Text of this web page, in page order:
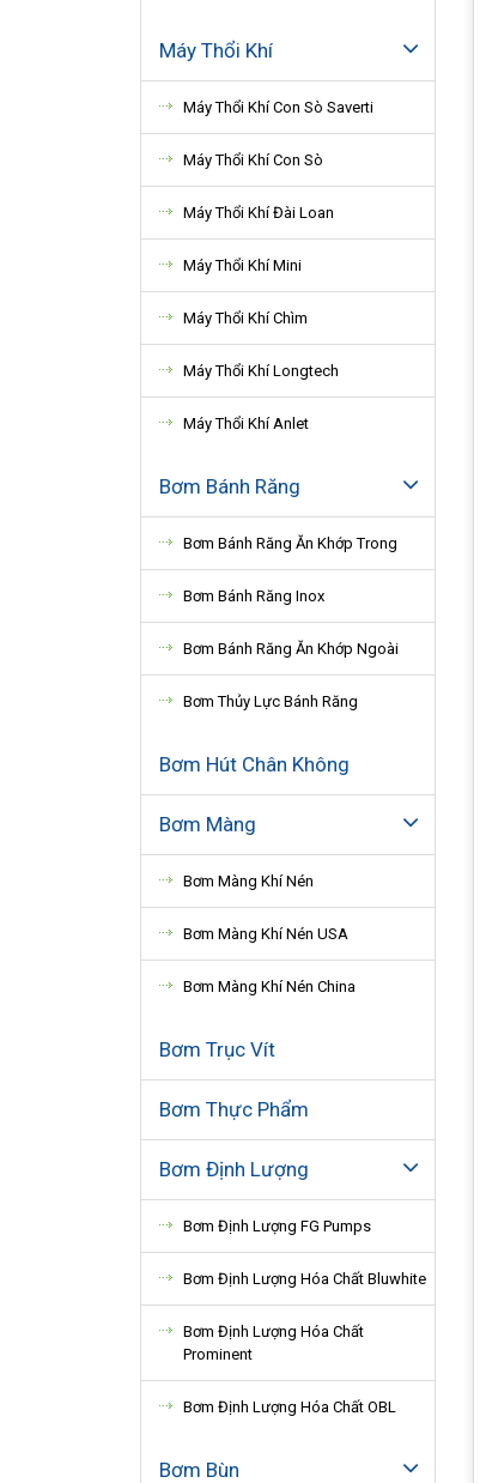
Máy Thổi Khí
Máy Thổi Khí Con Sò Saverti
Máy Thổi Khí Con Sò
Máy Thổi Khí Đài Loan
Máy Thổi Khí Mini
Máy Thổi Khí Chìm
Máy Thổi Khí Longtech
Máy Thổi Khí Anlet
Bơm Bánh Răng
Bơm Bánh Răng Ăn Khớp Trong
Bơm Bánh Răng Inox
Bơm Bánh Răng Ăn Khớp Ngoài
Bơm Thủy Lực Bánh Răng
Bơm Hút Chân Không
Bơm Màng
Bơm Màng Khí Nén
Bơm Màng Khí Nén USA
Bơm Màng Khí Nén China
Bơm Trục Vít
Bơm Thực Phẩm
Bơm Định Lượng
Bơm Định Lượng FG Pumps
Bơm Định Lượng Hóa Chất Bluwhite
Bơm Định Lượng Hóa Chất
Prominent
Bơm Định Lượng Hóa Chất OBL
Bơm Bùn